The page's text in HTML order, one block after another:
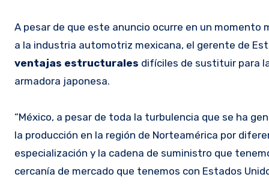
A pesar de que este anuncio ocurre en un momento
a la industria automotriz mexicana, el gerente de
ventajas estructurales difíciles de sustituir para
armadora japonesa.
“México, a pesar de toda la turbulencia que se ha
la producción en la región de Norteamérica por
especialización y la cadena de suministro que
cercanía de mercado que tenemos con Estados